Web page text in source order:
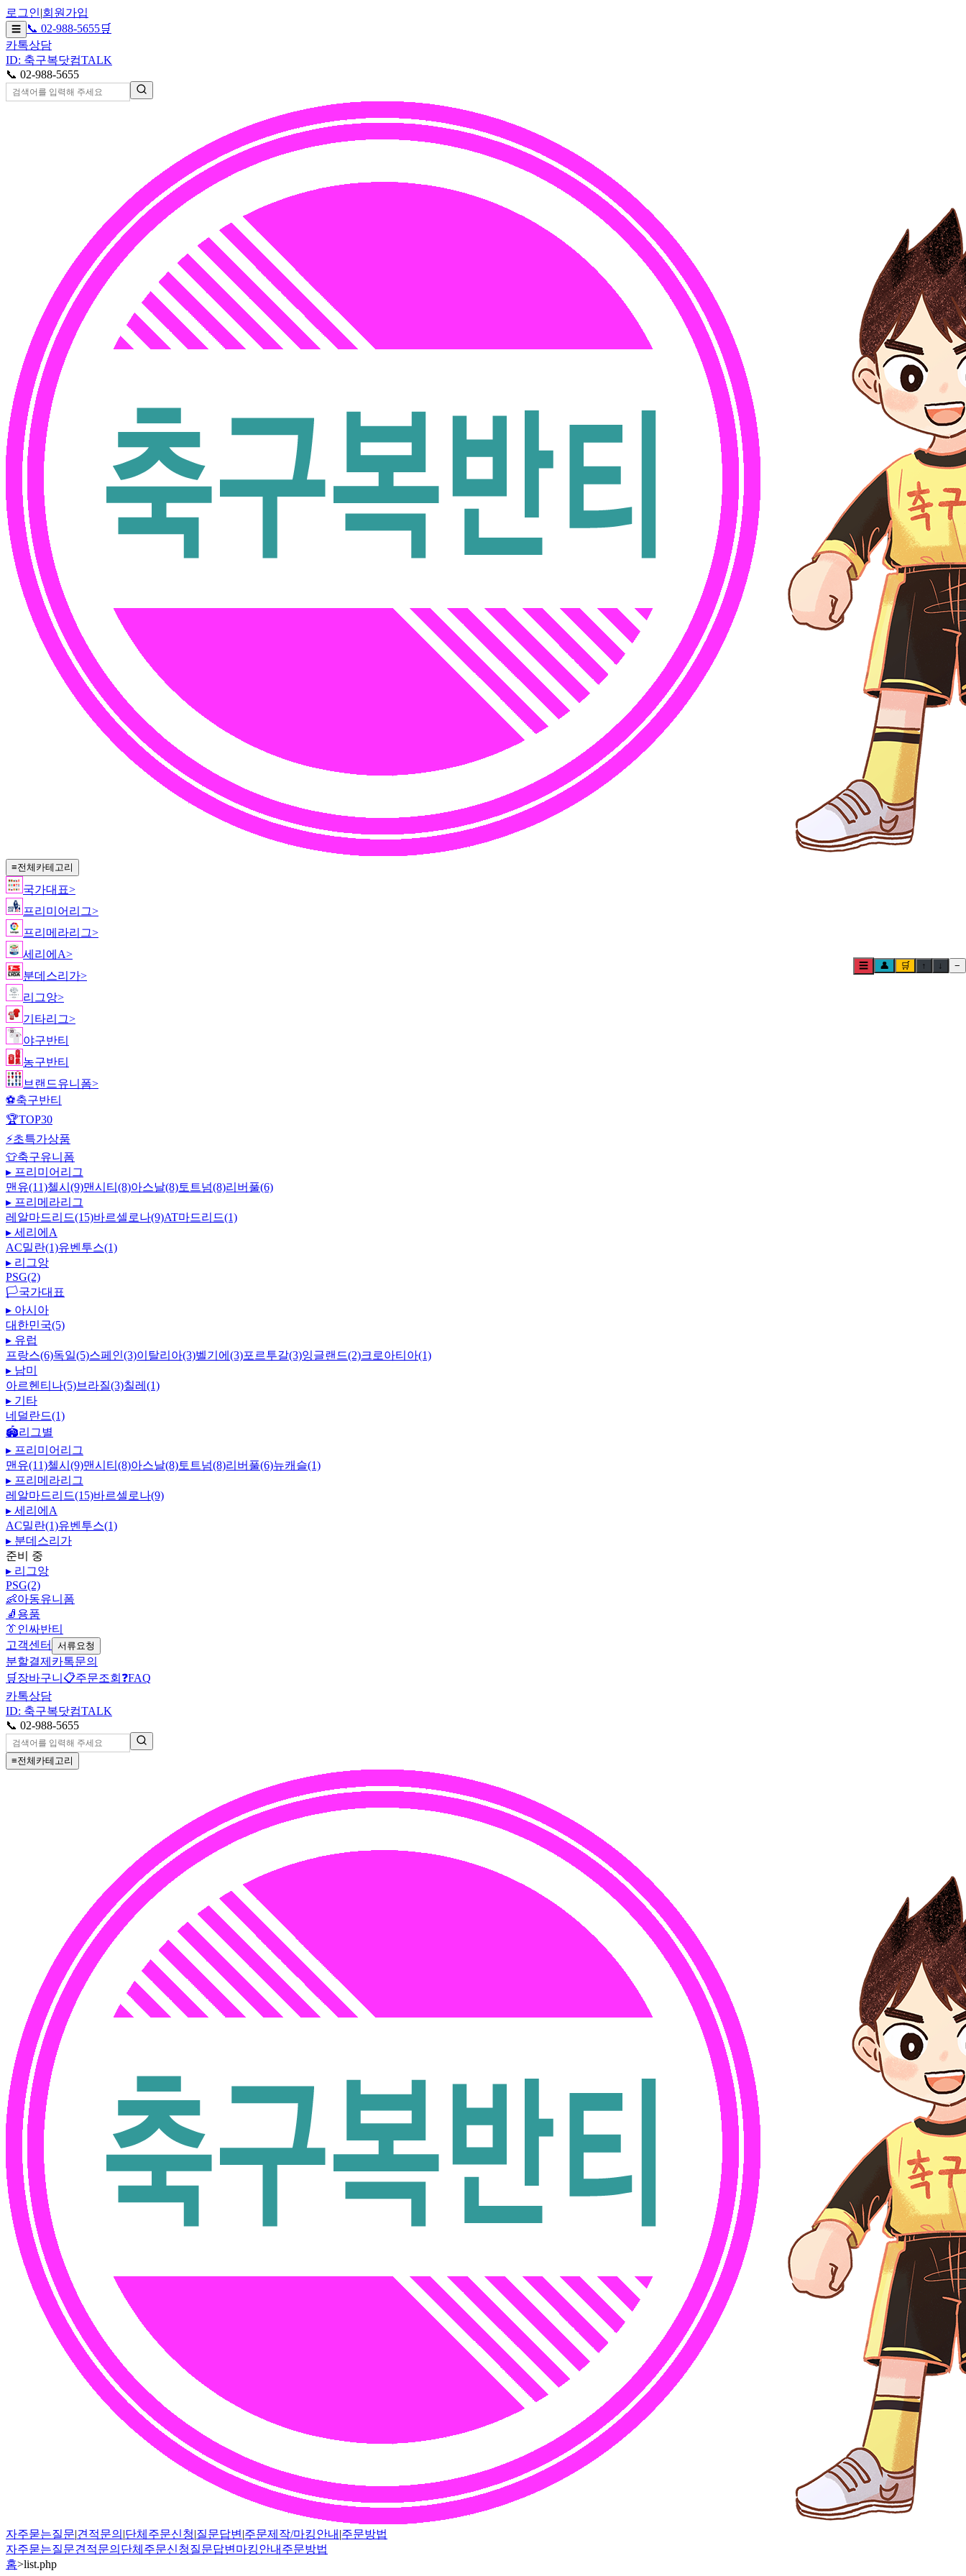
로그인|회원가입
☰ 📞 02-988-5655🛒
카톡상담
ID: 축구복닷컴TALK
📞 02-988-5655
≡전체카테고리
국가대표>
프리미어리그>
프리메라리그>
세리에A>
분데스리가>
리그앙>
기타리그>
야구반티
농구반티
브랜드유니폼>
⚽축구반티
🏆TOP30
⚡초특가상품
👕축구유니폼
▸ 프리미어리그
맨유(11)첼시(9)맨시티(8)아스날(8)토트넘(8)리버풀(6)
▸ 프리메라리그
레알마드리드(15)바르셀로나(9)AT마드리드(1)
▸ 세리에A
AC밀란(1)유벤투스(1)
▸ 리그앙
PSG(2)
🏳️국가대표
▸ 아시아
대한민국(5)
▸ 유럽
프랑스(6)독일(5)스페인(3)이탈리아(3)벨기에(3)포르투갈(3)잉글랜드(2)크로아티아(1)
▸ 남미
아르헨티나(5)브라질(3)칠레(1)
▸ 기타
네덜란드(1)
🏟️리그별
▸ 프리미어리그
맨유(11)첼시(9)맨시티(8)아스날(8)토트넘(8)리버풀(6)뉴캐슬(1)
▸ 프리메라리그
레알마드리드(15)바르셀로나(9)
▸ 세리에A
AC밀란(1)유벤투스(1)
▸ 분데스리가
준비 중
▸ 리그앙
PSG(2)
👶아동유니폼
🧦 용품
👔인싸반티
고객센터
서류요청
분할결제 카톡문의
🛒 장바구니 📋주문조회 ❓FAQ
카톡상담
ID: 축구복닷컴TALK
📞 02-988-5655
≡전체카테고리
자주묻는질문|견적문의 |단체주문신청|질문답변 |주문제작/마킹안내 |주문방법
자주묻는질문견적문의 단체주문신청질문답변 마킹안내 주문방법
홈>list.php
☰ 👤 🛒 ↑ ↓ −